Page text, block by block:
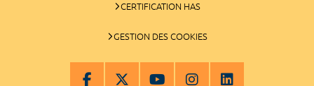
CERTIFICATION HAS
GESTION DES COOKIES